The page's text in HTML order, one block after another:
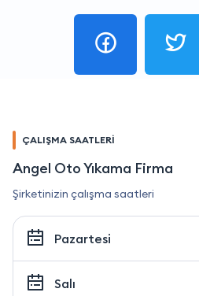
ÇALIŞMA SAATLERİ
Angel Oto Yıkama Firma
Şirketinizin çalışma saatleri
Pazartesi
Salı